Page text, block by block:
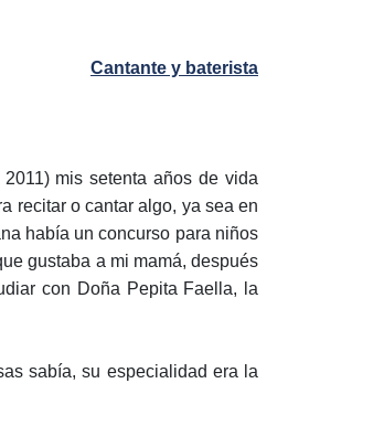
Cantante y baterista
mis setenta años de vida
recitar o cantar algo, ya sea en
había un concurso para niños
gustaba a mi mamá, después
con Doña Pepita Faella, la
sabía, su especialidad era la